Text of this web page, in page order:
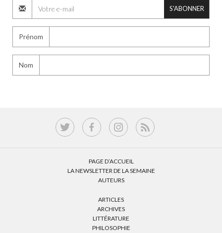
S'ABONNER
Prénom
Nom
PAGE D’ACCUEIL
LA NEWSLETTER DE LA SEMAINE
AUTEURS
ARTICLES
ARCHIVES
LITTÉRATURE
PHILOSOPHIE